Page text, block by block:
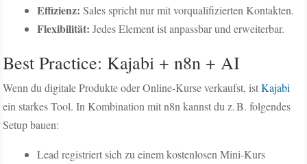
Effizienz: Sales spricht nur mit vorqualifizierten Kontakten.
Flexibilität: Jedes Element ist anpassbar und erweiterbar.
Best Practice: Kajabi + n8n + AI
Wenn du digitale Produkte oder Online-Kurse verkaufst, istKajabi
ein starkes Tool. In Kombination mit n8n kannst du z. B. folgendes
Setup bauen:
Lead registriert sich zu einem kostenlosen Mini-Kurs